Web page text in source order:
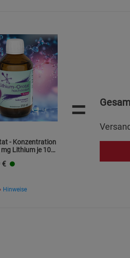
entsorgt werden
- Konzentration
Lithium je 10
€
Hinweise
=